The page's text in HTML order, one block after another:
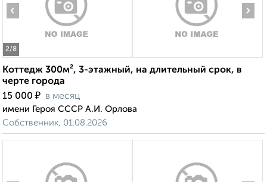
2/8
‹ ›
Коттедж 300м², 3-этажный, на длительный срок, в
черте города
15 000 ₽ в месяц
имени Героя СССР А.И. Орлова
Собственник, 01.08.2026